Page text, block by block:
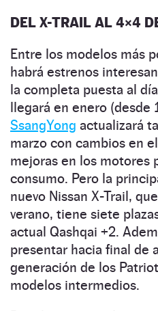
DEL X-TRAIL AL 4×4
Entre los modelos más
habrá estrenos
la completa puesta al
llegará en enero (desde
SsangYong actualizará
marzo con cambios en
mejoras en los motores
consumo. Pero la
nuevo Nissan X-Trail,
verano, tiene siete
actual Qashqai +2.
presentar hacia final de
generación de los
modelos intermedios.